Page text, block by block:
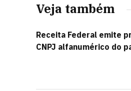
Veja também
Receita Federal emite
CNPJ alfanumérico do